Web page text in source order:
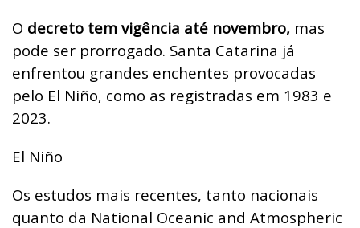
O decreto tem vigência até novembro, mas
pode ser prorrogado. Santa Catarina já
enfrentou grandes enchentes provocadas
pelo El Niño, como as registradas em 1983 e
2023.
El Niño
Os estudos mais recentes, tanto nacionais
quanto da National Oceanic and Atmospheric